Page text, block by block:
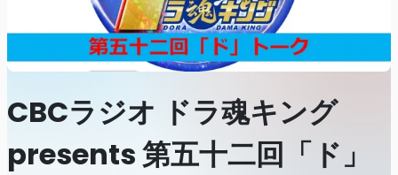
CBCラジオ ドラ魂キング
presents 第五十二回「ド」